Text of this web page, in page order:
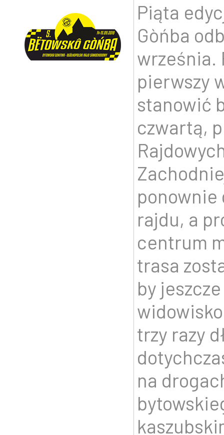
Piąta
Gòńba
września.
pierwszy
stanowić
czwartą,
rajdu, a
centrum
trasa
by
trzy razy
na